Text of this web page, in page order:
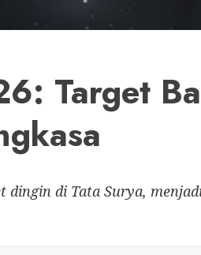
Target
dingin di Tata Surya,